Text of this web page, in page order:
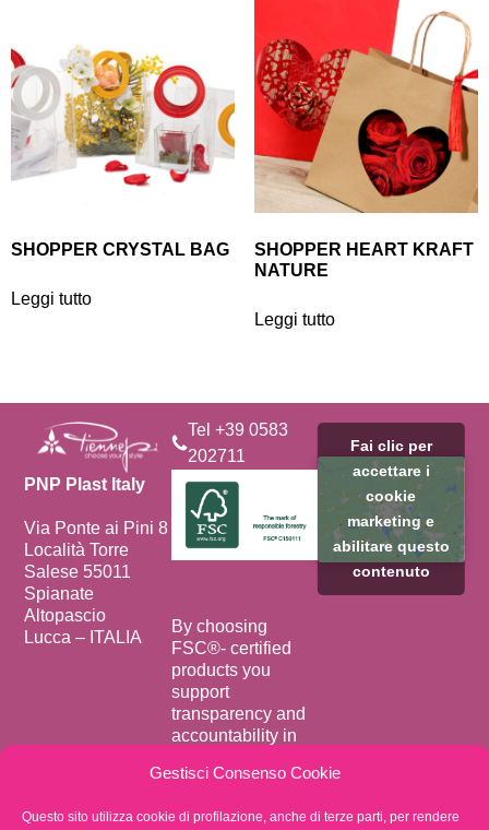
Gestisci Consenso Cookie
Questo sito utilizza cookie di profilazione, anche di terze parti, per rendere
SHOPPER CRYSTAL BAG
Leggi tutto
SHOPPER HEART KRAFT
NATURE
Leggi tutto
PNP Plast Italy
Via Ponte ai Pini 8
Località Torre
Salese 55011
Spianate
Altopascio
Lucca – ITALIA
Fai clic per
accettare i
cookie
marketing e
abilitare questo
contenuto
By choosing
FSC®️- certified
products you
support
transparency and
accountability in
chains.
Privacy Policy
Tel +39 0583
202711